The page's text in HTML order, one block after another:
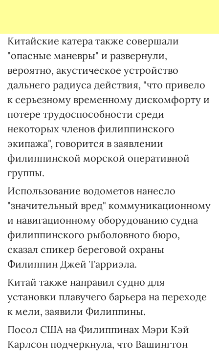
Китайские катера также совершали
"опасные маневры" и развернули,
вероятно, акустическое устройство
дальнего радиуса действия, "что привело
к серьезному временному дискомфорту и
потере трудоспособности среди
некоторых членов филиппинского
экипажа", говорится в заявлении
филиппинской морской оперативной
группы.
Использование водометов нанесло
"значительный вред" коммуникационному
и навигационному оборудованию судна
филиппинского рыболовного бюро,
сказал спикер береговой охраны
Филиппин Джей Тарриэла.
Китай также направил судно для
установки плавучего барьера на переходе
к мели, заявили Филиппины.
Посол США на Филиппинах Мэри Кэй
Карлсон подчеркнула, что Вашингтон